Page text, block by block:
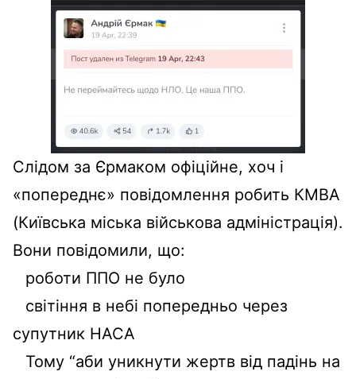
Слідом за Єрмаком офіційне, хоч і
«попереднє» повідомлення робить КМВА
(Київська міська військова адміністрація).
Вони повідомили, що:
роботи ППО не було
світіння в небі попередньо через
супутник НАСА
Тому “аби уникнути жертв від падінь на